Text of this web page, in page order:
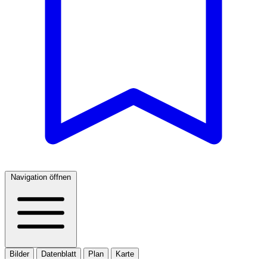
Navigation öffnen
Bilder Datenblatt Plan Karte